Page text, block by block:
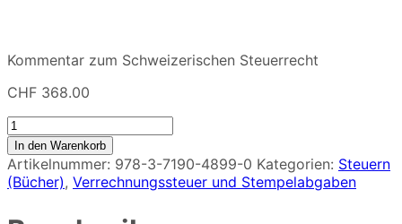
Kommentar zum Schweizerischen Steuerrecht
CHF 368.00
Bundesgesetz
über
die
Stempelabgaben
In den Warenkorb
Artikelnummer: 978-3-7190-4899-0 Kategorien: Steuern
(Bücher), Verrechnungssteuer und Stempelabgaben